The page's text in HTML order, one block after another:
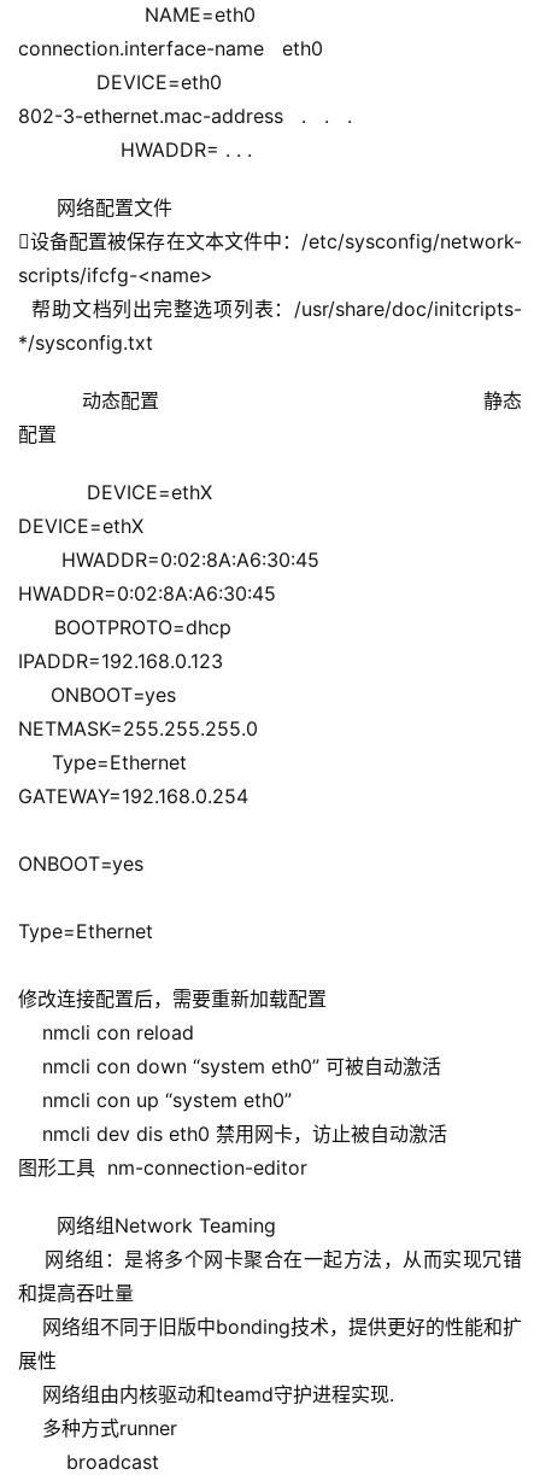
NAME=eth0
connection.interface-name eth0
DEVICE=eth0
802-3-ethernet.mac-address . . .
HWADDR= . . .
网络配置文件
设备配置被保存在文本文件中：/etc/sysconfig/network-
scripts/ifcfg-<name>
帮助文档列出完整选项列表：/usr/share/doc/initcripts-
*/sysconfig.txt
动态配置                                                    静态
配置
DEVICE=ethX
DEVICE=ethX
HWADDR=0:02:8A:A6:30:45
HWADDR=0:02:8A:A6:30:45
BOOTPROTO=dhcp
IPADDR=192.168.0.123
ONBOOT=yes
NETMASK=255.255.255.0
Type=Ethernet
GATEWAY=192.168.0.254
ONBOOT=yes
Type=Ethernet
修改连接配置后，需要重新加载配置
nmcli con reload
nmcli con down “system eth0” 可被自动激活
nmcli con up “system eth0”
nmcli dev dis eth0 禁用网卡，访止被自动激活
图形工具  nm-connection-editor
网络组Network Teaming
网络组：是将多个网卡聚合在一起方法，从而实现冗错
和提高吞吐量
网络组不同于旧版中bonding技术，提供更好的性能和扩
展性
网络组由内核驱动和teamd守护进程实现.
多种方式runner
broadcast